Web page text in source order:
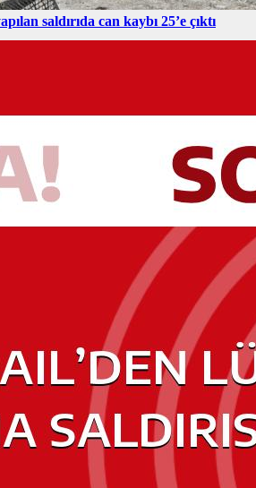
saldırıda can kaybı 25’e çıktı